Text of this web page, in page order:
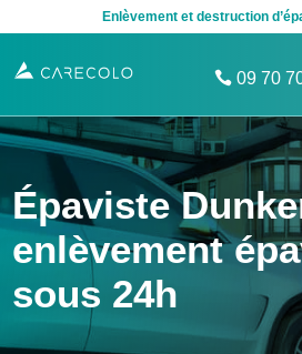
Enlèvement et destruction
09 70
Épaviste
enlèvement
sous 24h